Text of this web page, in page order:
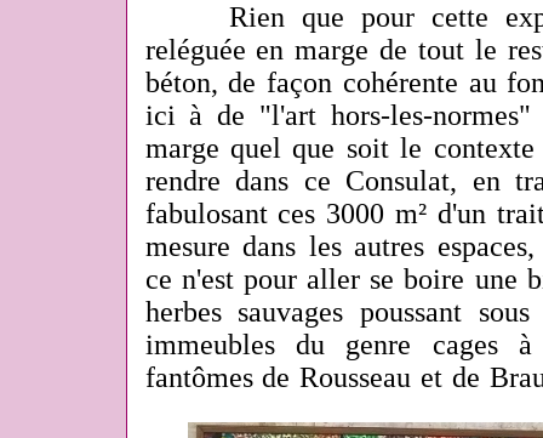
Rien que pour cette
reléguée en marge de tout le
béton, de façon cohérente au
ici à de "l'art hors-les-
marge quel que soit le
rendre dans ce Consulat, en
fabulosant ces 3000 m² d'un
mesure dans les autres
ce n'est pour aller se boire une
herbes sauvages poussant
immeubles du genre cages
fantômes de Rousseau et de